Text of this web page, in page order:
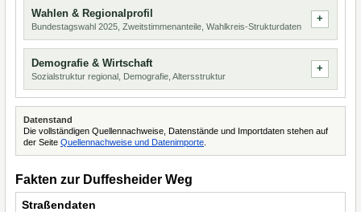
Wahlen & Regionalprofil
Bundestagswahl 2025, Zweitstimmenanteile, Wahlkreis-Strukturdaten
Demografie & Wirtschaft
Sozialstruktur regional, Demografie, Altersstruktur
Datenstand
Die vollständigen Quellennachweise, Datenstände und Importdaten stehen auf
der Seite Quellennachweise und Datenimporte
Fakten zur Duffesheider Weg
Straßendaten